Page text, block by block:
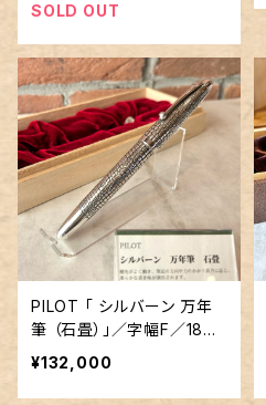
SOLD OUT
PILOT 「 シルバーン 万年
筆 （石畳）」／字幅F／18金
ペン先
¥132,000